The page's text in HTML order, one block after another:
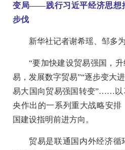
变局——践行习近平经济思想
步伐
新华社记者谢希瑶、邹多为
“要加快建设贸易强国，
易，发展数字贸易”“逐步变大
易大国向贸易强国转变”……以
央作出的一系列重大战略安排
国建设指明前进方向。
贸易是联通国内外经济